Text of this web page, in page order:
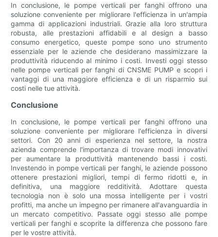
In conclusione, le pompe verticali per fanghi offrono una
soluzione conveniente per migliorare l'efficienza in un'ampia
gamma di applicazioni industriali. Grazie alla loro struttura
robusta, alle prestazioni affidabili e al design a basso
consumo energetico, queste pompe sono uno strumento
essenziale per le aziende che desiderano massimizzare la
produttività riducendo al minimo i costi. Investi oggi stesso
nelle pompe verticali per fanghi di CNSME PUMP e scopri i
vantaggi di una maggiore efficienza e di un risparmio sui
costi nelle tue attività.
Conclusione
In conclusione, le pompe verticali per fanghi offrono una
soluzione conveniente per migliorare l'efficienza in diversi
settori. Con 20 anni di esperienza nel settore, la nostra
azienda comprende l'importanza di trovare modi innovativi
per aumentare la produttività mantenendo bassi i costi.
Investendo in pompe verticali per fanghi, le aziende possono
ottenere prestazioni migliori, tempi di fermo ridotti e, in
definitiva, una maggiore redditività. Adottare questa
tecnologia non è solo una mossa intelligente per i vostri
profitti, ma anche un impegno per rimanere all'avanguardia in
un mercato competitivo. Passate oggi stesso alle pompe
verticali per fanghi e scoprite la differenza che possono fare
per le vostre attività.